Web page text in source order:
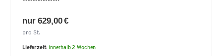
nur 629,00 €
pro St.
Lieferzeit: innerhalb 2 Wochen